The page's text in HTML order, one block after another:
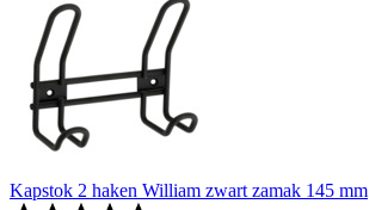
Kapstok 2 haken William zwart zamak 145 mm